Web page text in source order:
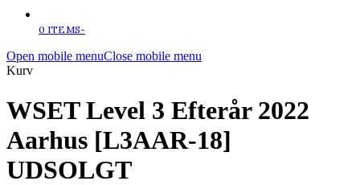
0 ITEMS-
Open mobile menuClose mobile menu
Kurv
WSET Level 3 Efterår 2022
Aarhus [L3AAR-18]
UDSOLGT